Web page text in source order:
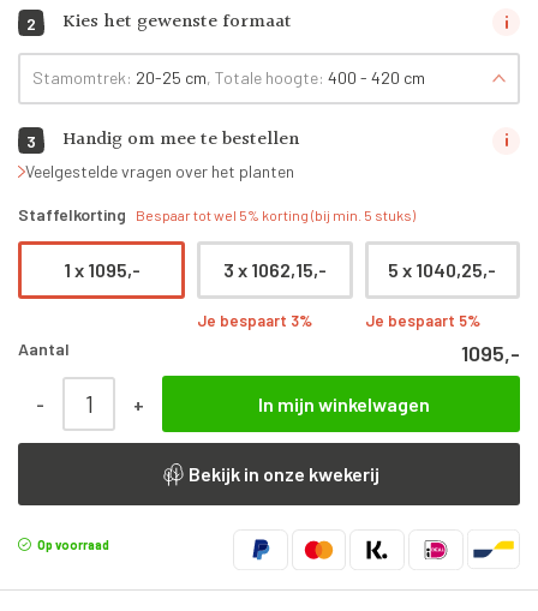
2 Kies het gewenste formaat
Stamomtrek: 20-25 cm, Totale hoogte: 400 - 420 cm
3 Handig om mee te bestellen
Veelgestelde vragen over het planten
Staffelkorting Bespaar tot wel 5% korting (bij min. 5 stuks)
1 x 1095,- 3 x 1062,15,-
Je bespaart 3%
5 x 1040,25,-
Je bespaart 5%
Aantal 1095,-
- + In mijn winkelwagen
Bekijk in onze kwekerij
Op voorraad